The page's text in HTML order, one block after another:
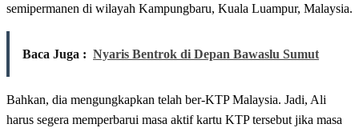
semipermanen di wilayah Kampungbaru, Kuala Luampur, Malaysia.
Baca Juga : Nyaris Bentrok di Depan Bawaslu Sumut
Bahkan, dia mengungkapkan telah ber-KTP Malaysia. Jadi, Ali
harus segera memperbarui masa aktif kartu KTP tersebut jika masa